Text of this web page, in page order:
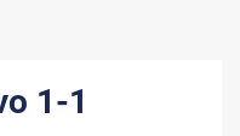
1-1